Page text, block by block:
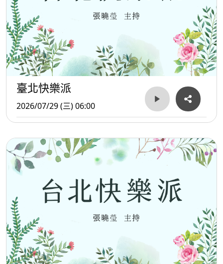
臺北快樂派
2026/07/29 (三) 06:00